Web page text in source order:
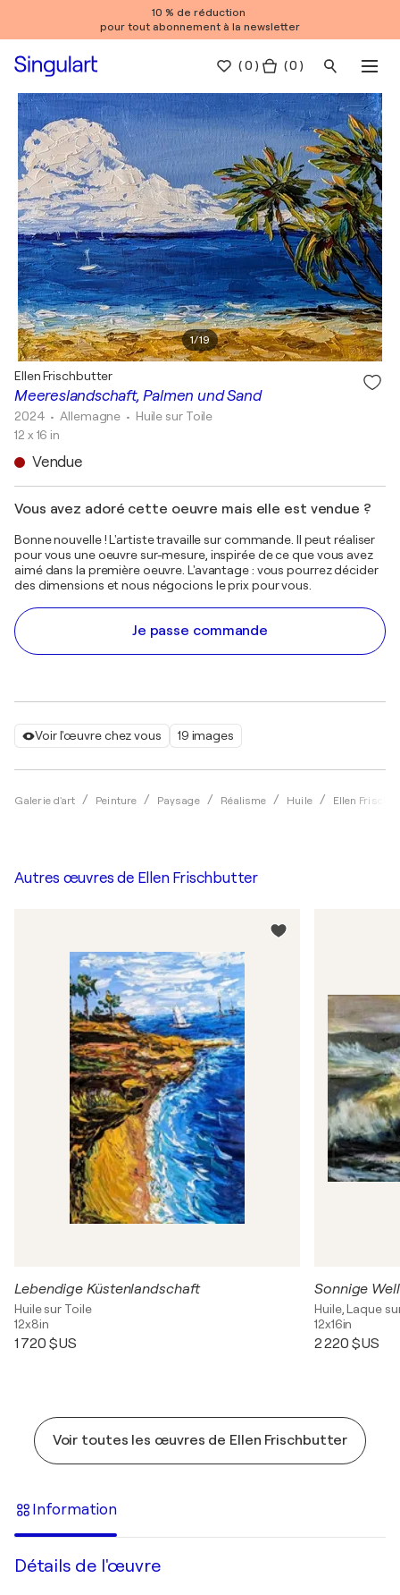
10 % de réduction
pour tout abonnement à la newsletter
(0 ) ( 0 )
1/19
Voir l'œuvre chez vous 19 images
Galerie d'art Peinture Paysage Réalisme Huile Ellen
Meereslandschaft, Palmen und Sand
Ellen Frischbutter
2024 • Allemagne • Huile sur Toile
12 x 16 in
Vendue
Vous avez adoré cette oeuvre mais elle est vendue ?
Bonne nouvelle ! L'artiste travaille sur commande. Il peut réaliser
pour vous une oeuvre sur-mesure, inspirée de ce que vous avez
aimé dans la première oeuvre. L'avantage : vous pourrez décider
des dimensions et nous négocions le prix pour vous.
Je passe commande
Autres œuvres de Ellen Frischbutter
Lebendige Küstenlandschaft
Huile sur Toile
12x8in
1 720 $US
Sonnige
Huile, Laque
12x16in
2 220 $US
Voir toutes les œuvres de Ellen Frischbutter
Information
Détails de l'œuvre